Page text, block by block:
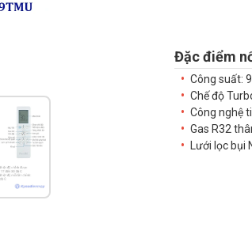
Đặc điểm
Công suất:
Chế độ
Công nghệ
Gas R32
Lưới lọc